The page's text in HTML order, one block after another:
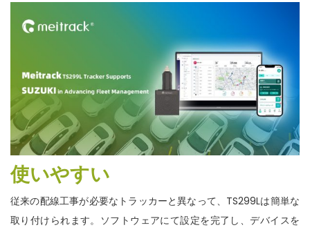
使いやすい
従来の配線工事が必要なトラッカーと異なって、TS299Lは簡単な
取り付けられます。ソフトウェアにて設定を完了し、デバイスを